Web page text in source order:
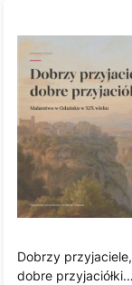
Dobrzy przyjaciele,
dobre przyjaciółki.